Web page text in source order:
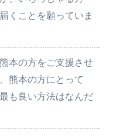
くことを願っていま
本の方をご支援させ
熊本の方にとって
も良い方法はなんだ